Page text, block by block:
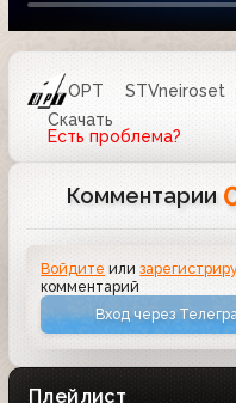
ОРТ STVneiroset
Скачать
Есть проблема?
Комментарии
Войдите или
комментарий
Вход через
Плейлист